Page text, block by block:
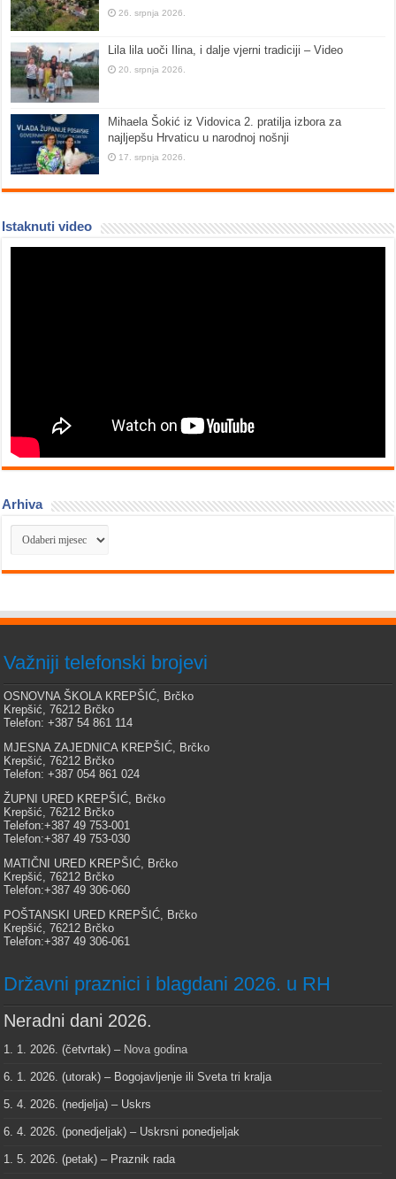
26. srpnja 2026.
Lila lila uoči Ilina, i dalje vjerni tradiciji – Video
20. srpnja 2026.
Mihaela Šokić iz Vidovica 2. pratilja izbora za
najljepšu Hrvaticu u narodnoj nošnji
17. srpnja 2026.
Istaknuti video
Arhiva
Arhiva
Važniji telefonski brojevi
OSNOVNA ŠKOLA KREPŠIĆ, Brčko
Krepšić, 76212 Brčko
Telefon: +387 54 861 114
MJESNA ZAJEDNICA KREPŠIĆ, Brčko
Krepšić, 76212 Brčko
Telefon: +387 054 861 024
ŽUPNI URED KREPŠIĆ, Brčko
Krepšić, 76212 Brčko
Telefon:+387 49 753-001
Telefon:+387 49 753-030
MATIČNI URED KREPŠIĆ, Brčko
Krepšić, 76212 Brčko
Telefon:+387 49 306-060
POŠTANSKI URED KREPŠIĆ, Brčko
Krepšić, 76212 Brčko
Telefon:+387 49 306-061
Državni praznici i blagdani 2026. u RH
Neradni dani 2026.
1. 1. 2026. (četvrtak) – Nova godina
6. 1. 2026. (utorak) – Bogojavljenje ili Sveta tri kralja
5. 4. 2026. (nedjelja) – Uskrs
6. 4. 2026. (ponedjeljak) – Uskrsni ponedjeljak
1. 5. 2026. (petak) – Praznik rada